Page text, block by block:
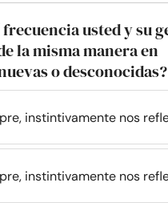
frecuencia usted y su
la misma manera en
o desconocidas?
instintivamente nos
instintivamente nos